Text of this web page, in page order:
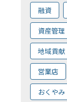
融資
資産管理
地域貢献
営業店
おくやみ